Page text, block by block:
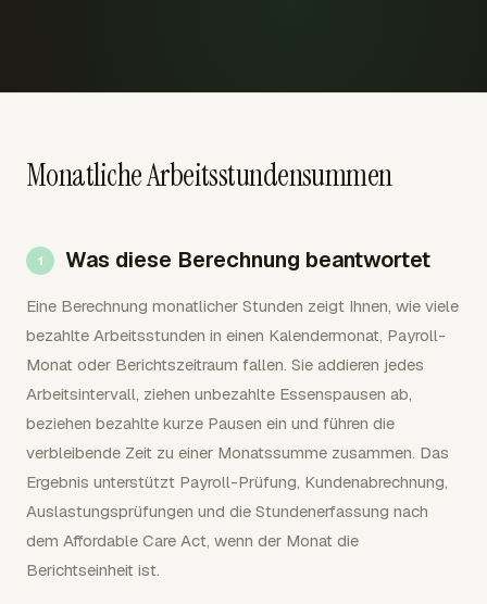
Monatliche Arbeitsstundensummen
Was diese Berechnung beantwortet
Eine Berechnung monatlicher Stunden zeigt Ihnen, wie viele
bezahlte Arbeitsstunden in einen Kalendermonat, Payroll-
Monat oder Berichtszeitraum fallen. Sie addieren jedes
Arbeitsintervall, ziehen unbezahlte Essenspausen ab,
beziehen bezahlte kurze Pausen ein und führen die
verbleibende Zeit zu einer Monatssumme zusammen. Das
Ergebnis unterstützt Payroll-Prüfung, Kundenabrechnung,
Auslastungsprüfungen und die Stundenerfassung nach
dem Affordable Care Act, wenn der Monat die
Berichtseinheit ist.